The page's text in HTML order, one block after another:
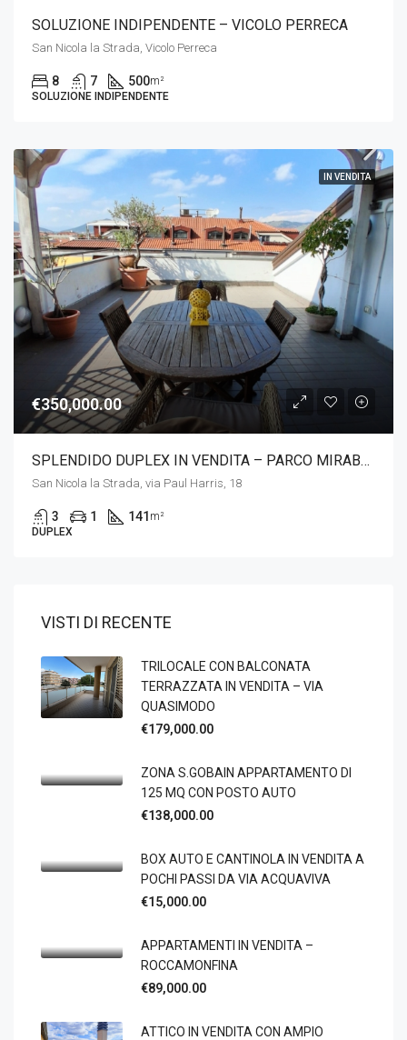
SOLUZIONE INDIPENDENTE – VICOLO PERRECA
San Nicola la Strada, Vicolo Perreca
8 7 500m²
SOLUZIONE INDIPENDENTE
IN VENDITA
€350,000.00
SPLENDIDO DUPLEX IN VENDITA – PARCO MIRABELLA
San Nicola la Strada, via Paul Harris, 18
3 1 141 m²
DUPLEX
VISTI DI RECENTE
TRILOCALE CON BALCONATA
TERRAZZATA IN VENDITA – VIA
QUASIMODO
€179,000.00
ZONA S.GOBAIN APPARTAMENTO DI
125 MQ CON POSTO AUTO
€138,000.00
BOX AUTO E CANTINOLA IN VENDITA A
POCHI PASSI DA VIA ACQUAVIVA
€15,000.00
APPARTAMENTI IN VENDITA –
ROCCAMONFINA
€89,000.00
ATTICO IN VENDITA CON AMPIO